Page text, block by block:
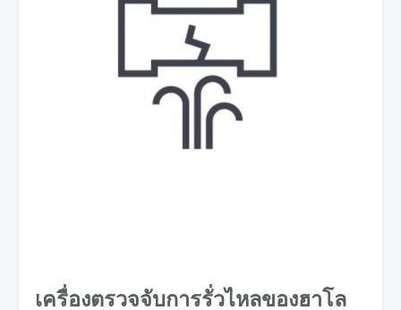
เครื่องตรวจจับการรั่วไหลของฮาโล